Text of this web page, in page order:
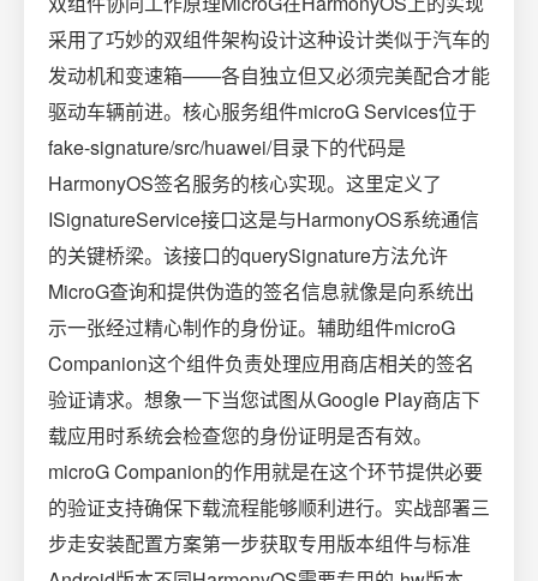
采用了巧妙的双组件架构设计这种设计类似于汽车的
发动机和变速箱——各自独立但又必须完美配合才能
驱动车辆前进。核心服务组件microG Services位于
fake-signature/src/huawei/目录下的代码是
HarmonyOS签名服务的核心实现。这里定义了
ISignatureService接口这是与HarmonyOS系统通信
的关键桥梁。该接口的querySignature方法允许
MicroG查询和提供伪造的签名信息就像是向系统出
示一张经过精心制作的身份证。辅助组件microG
Companion这个组件负责处理应用商店相关的签名
验证请求。想象一下当您试图从Google Play商店下
载应用时系统会检查您的身份证明是否有效。
microG Companion的作用就是在这个环节提供必要
的验证支持确保下载流程能够顺利进行。实战部署三
步走安装配置方案第一步获取专用版本组件与标准